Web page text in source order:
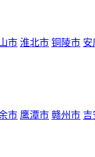
市 淮北市 铜陵市 安
市 鹰潭市 赣州市 吉